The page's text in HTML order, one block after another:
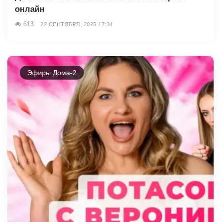
онлайн
613 22 СЕНТЯБРЯ, 2025 17:34
Эфиры Дома-2